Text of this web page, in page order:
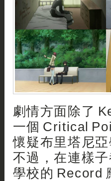
劇情方面除了
一個 Critical
懷疑布里塔尼
不過，在連樣
學校的 Record